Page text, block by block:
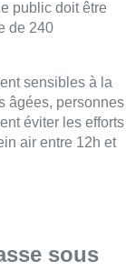
public doit être
de 240
sensibles à la
âgées, personnes
éviter les efforts
air entre 12h et
sous